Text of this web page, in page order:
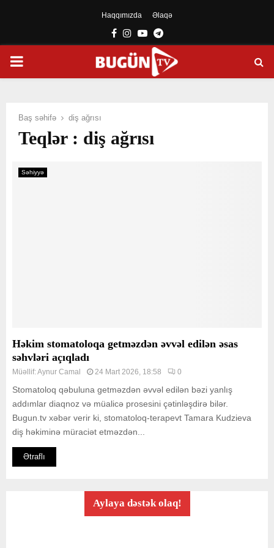
Haqqımızda Əlaqə
Facebook
Instagram
YoutubeTelegram
PRIMARY
Baş səhifə diş ağrısı
Teqlər : diş ağrısı
Səhiyyə
Həkim stomatoloqa getməzdən əvvəl edilən əsas
səhvləri açıqladı
Müəllif:Aynur Camal 24 Mart 2026, 18:58 0
Stomatoloq qəbuluna getməzdən əvvəl edilən bəzi yanlış
addımlar diaqnoz və müalicə prosesini çətinləşdirə bilər.
Bugun.tv xəbər verir ki, stomatoloq-terapevt Tamara Kudzieva
diş həkiminə müraciət etməzdən...
Ətraflı
Aylaya dəstək olaq!